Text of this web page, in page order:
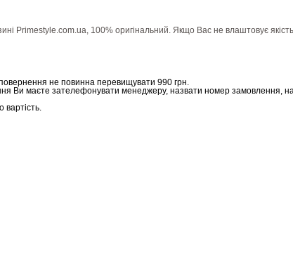
Рrimestyle.com.ua, 100% оригінальний. Якщо Вас не влаштовує
не повинна перевищувати 990 грн.
Ви маєте зателефонувати менеджеру, назвати номер замовлення,
вартість.